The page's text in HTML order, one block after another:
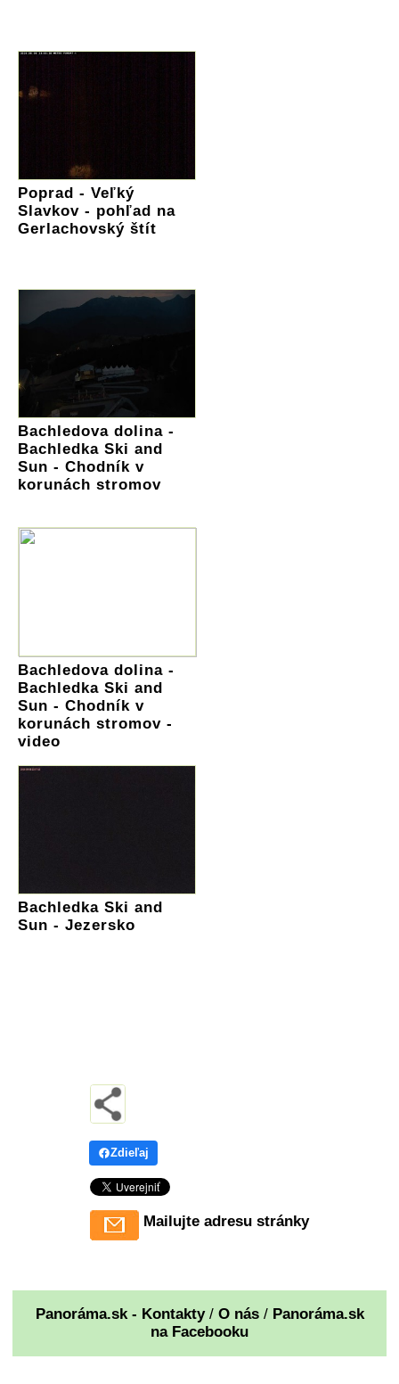
Poprad - Veľký
Slavkov - pohľad na
Gerlachovský štít
Bachledova dolina -
Bachledka Ski and
Sun - Chodník v
korunách stromov
Bachledova dolina -
Bachledka Ski and
Sun - Chodník v
korunách stromov -
video
Bachledka Ski and
Sun - Jezersko
Zdieľaj
Mailujte adresu stránky
Panoráma.sk - Kontakty/ O nás/ Panoráma.sk
na Facebooku